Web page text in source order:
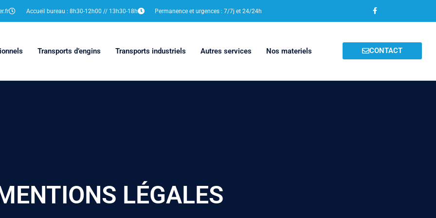
Accueil bureau : 8h30-12h00 // 13h30-18h Permanence et urgences : 7/7j et 24/24h
a
c
e
o
k
Transports d’engins Transports industriels Autres services Nos materiels CONTACT
LÉGALES